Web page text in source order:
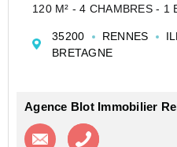
120 M² - 4 CHAMBRES - 1
Venez découvrir cette
de-chaussée d'une cuisine
35200 RENNES
BRETAGNE
Agence Blot Immobilier
Contacter l'agence